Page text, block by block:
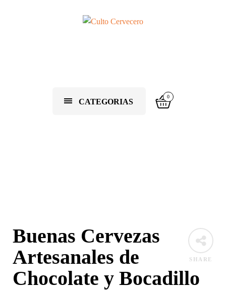
CATEGORIAS
0
SHARE
Buenas Cervezas
Artesanales de
Chocolate y Bocadillo